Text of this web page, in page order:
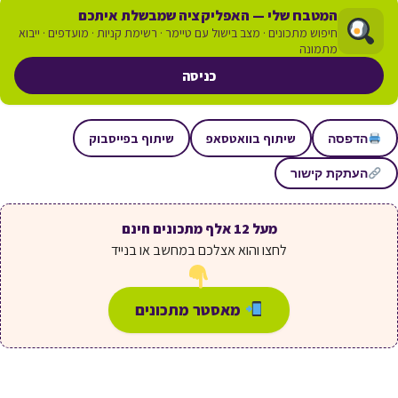
המטבח שלי — האפליקציה שמבשלת איתכם
חיפוש מתכונים · מצב בישול עם טיימר · רשימת קניות · מועדפים · ייבוא
מתמונה
כניסה
הדפסה שיתוף בוואטסאפ שיתוף בפייסבוק
העתקת קישור
מעל 12 אלף מתכונים חינם
לחצו והוא אצלכם במחשב או בנייד
מאסטר מתכונים